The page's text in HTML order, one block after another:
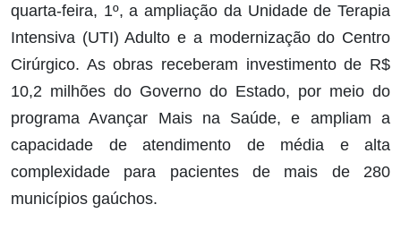
quarta-feira, 1º, a ampliação da Unidade de Terapia
Intensiva (UTI) Adulto e a modernização do Centro
Cirúrgico. As obras receberam investimento de R$
10,2 milhões do Governo do Estado, por meio do
programa Avançar Mais na Saúde, e ampliam a
capacidade de atendimento de média e alta
complexidade para pacientes de mais de 280
municípios gaúchos.